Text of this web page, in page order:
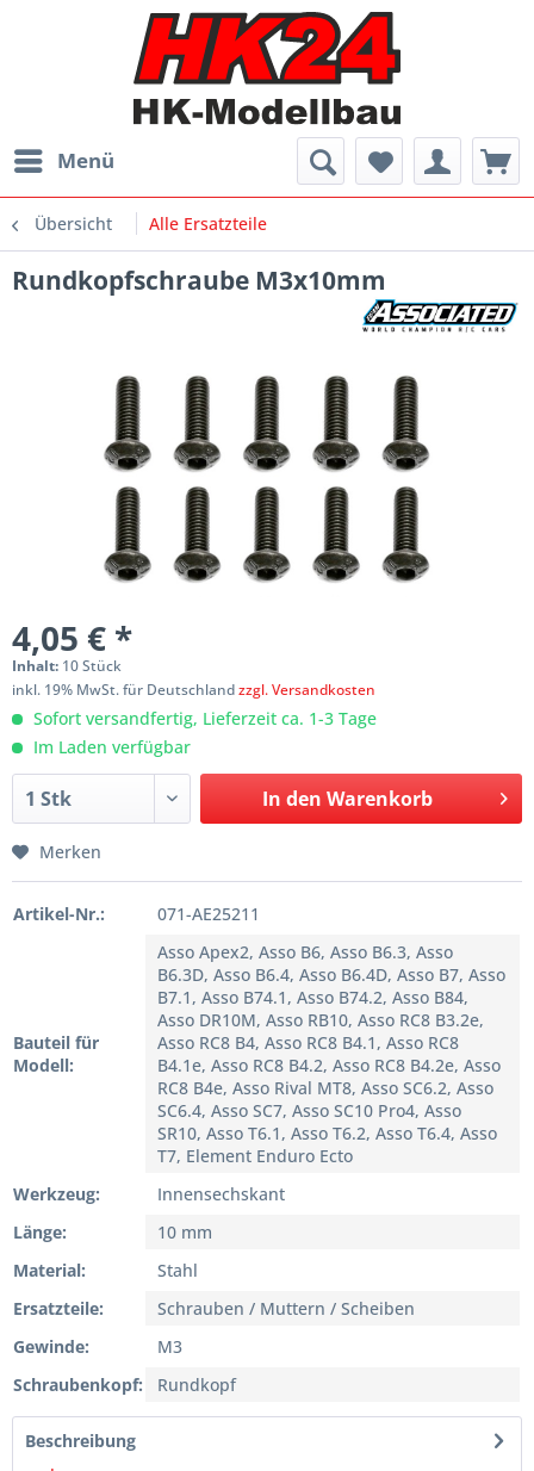
Menü
Übersicht Alle Ersatzteile
Rundkopfschraube M3x10mm
4,05 € *
Inhalt: 10 Stück
inkl. 19% MwSt. für Deutschlandzzgl. Versandkosten
Sofort versandfertig, Lieferzeit ca. 1-3 Tage
Im Laden verfügbar
In den Warenkorb
Merken
Artikel-Nr.: 071-AE25211
Bauteil für
Modell:
Asso Apex2, Asso B6, Asso B6.3, Asso
B6.3D, Asso B6.4, Asso B6.4D, Asso B7, Asso
B7.1, Asso B74.1, Asso B74.2, Asso B84,
Asso DR10M, Asso RB10, Asso RC8 B3.2e,
Asso RC8 B4, Asso RC8 B4.1, Asso RC8
B4.1e, Asso RC8 B4.2, Asso RC8 B4.2e, Asso
RC8 B4e, Asso Rival MT8, Asso SC6.2, Asso
SC6.4, Asso SC7, Asso SC10 Pro4, Asso
SR10, Asso T6.1, Asso T6.2, Asso T6.4, Asso
T7, Element Enduro Ecto
Werkzeug:
Innensechskant
Länge:
10 mm
Material:
Stahl
Ersatzteile:
Schrauben / Muttern / Scheiben
Gewinde:
M3
Schraubenkopf:
Rundkopf
Beschreibung